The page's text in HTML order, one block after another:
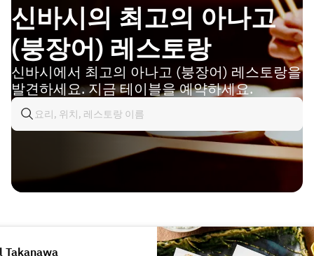
신바시의 최고의 아나고
(붕장어) 레스토랑
신바시에서 최고의 아나고 (붕장어) 레스토랑을
발견하세요. 지금 테이블을 예약하세요.
Takanawa